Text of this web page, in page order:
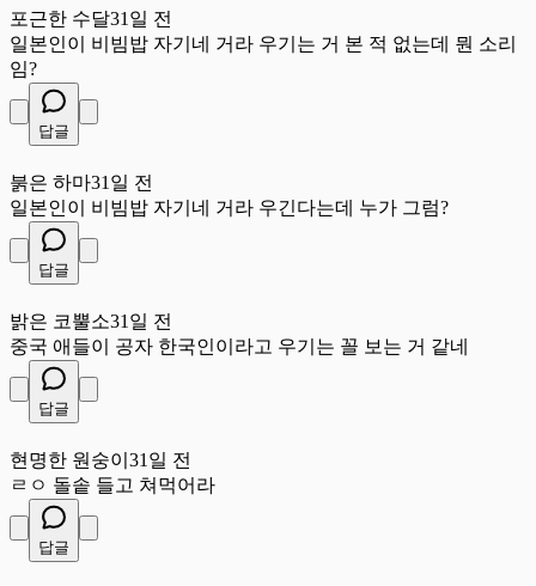
포근한 수달31일 전
일본인이 비빔밥 자기네 거라 우기는 거 본 적 없는데 뭔 소리
임?
답글
붉은 하마31일 전
일본인이 비빔밥 자기네 거라 우긴다는데 누가 그럼?
답글
밝은 코뿔소31일 전
중국 애들이 공자 한국인이라고 우기는 꼴 보는 거 같네
답글
현명한 원숭이 31일 전
ㄹㅇ 돌솥 들고 쳐먹어라
답글